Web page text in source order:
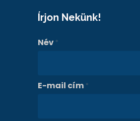
Írjon Nekünk!
Név *
E-mail cím *